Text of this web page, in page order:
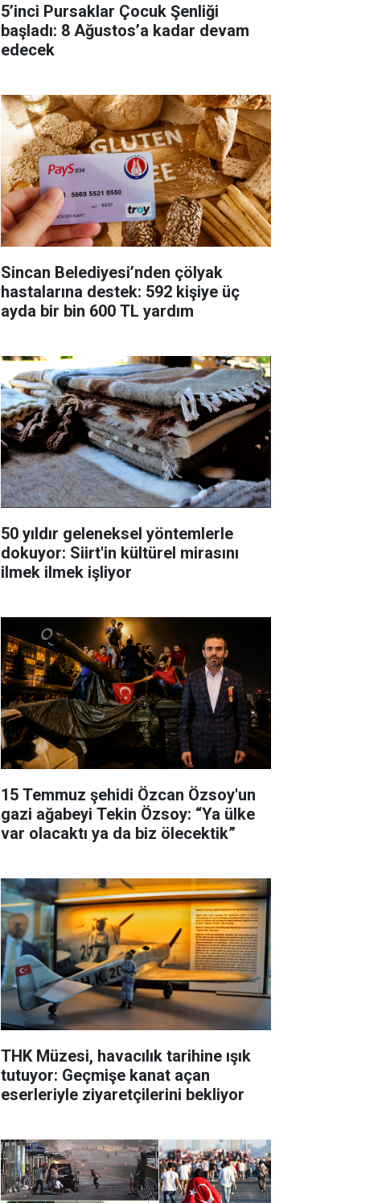
5’inci Pursaklar Çocuk Şenliği
başladı: 8 Ağustos’a kadar devam
edecek
Sincan Belediyesi’nden çölyak
hastalarına destek: 592 kişiye üç
ayda bir bin 600 TL yardım
50 yıldır geleneksel yöntemlerle
dokuyor: Siirt'in kültürel mirasını
ilmek ilmek işliyor
15 Temmuz şehidi Özcan Özsoy'un
gazi ağabeyi Tekin Özsoy: “Ya ülke
var olacaktı ya da biz ölecektik”
THK Müzesi, havacılık tarihine ışık
tutuyor: Geçmişe kanat açan
eserleriyle ziyaretçilerini bekliyor